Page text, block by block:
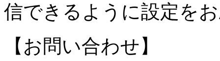
信できるように設定を
【お問い合わせ】